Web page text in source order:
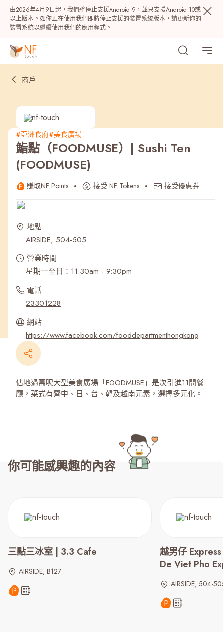
由2026年4月9日起，我們將停止支援Android 9，並只支援Android 10或
以上版本。如你正在使用我們即將停止支援的裝置系統版本，請更新你的
裝置系統以繼續使用我們的應用程式。
熱門
最近搜尋紀錄
商戶
#亞洲食府#美食廣場
鮨點（FOODMUSE）| Sushi Ten
(FOODMUSE)
賺取NF Points 接受 NF Tokens 接受優惠券
地點
AIRSIDE, 504-505
營業時間
星期一至日：11:30am - 9:30pm
電話
23301228
網站
https://www.facebook.com/fooddepartmenthongkong
佔地過萬呎大型美食廣場「FOODMUSE」是次引進11間餐
廳，菜式有齊中、日、台、韓及越南元素，選擇多元化。
你可能感興趣的內容
三點三冰室 | 3.3 Cafe
AIRSIDE, B127
越男仔
De Viet Pho
AIRSIDE, 504-